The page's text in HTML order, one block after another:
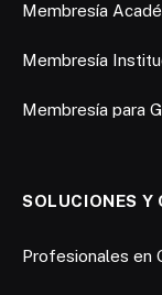
Membresía
Membresía
Membresía para
SOLUCIONES Y
Profesionales en